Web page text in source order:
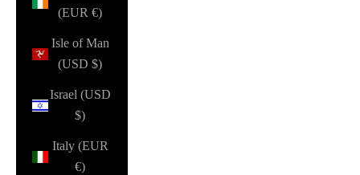
(EUR €)
Isle of Man
(USD $)
Israel (USD
$)
Italy (EUR
€)